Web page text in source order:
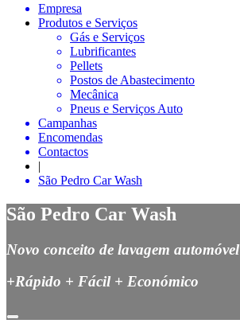
Empresa
Produtos e Serviços
Gás e Serviços
Lubrificantes
Pellets
Postos de Abastecimento
Mecânica
Pneus e Serviços Auto
Campanhas
Encomendas
Contactos
|
São Pedro Car Wash
São Pedro Car Wash
Novo conceito de lavagem automóvel
+Rápido + Fácil + Económico